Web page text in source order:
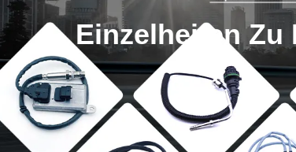
Einzelheiten Zu